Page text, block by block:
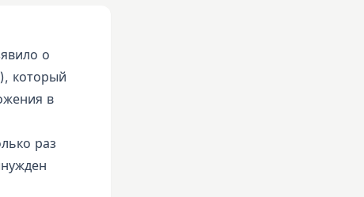
о
который
в
раз